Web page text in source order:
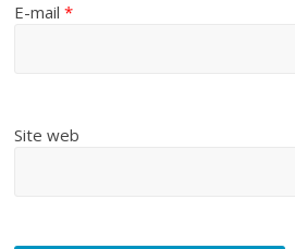
E-mail*
Site web